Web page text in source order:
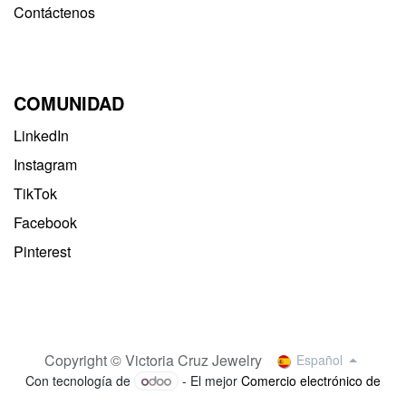
Contáctenos
COMUNIDAD
LinkedIn
Instagram
TikTok
Facebook
Pinterest
Copyright © Victoria Cruz Jewelry
Español
Con tecnología de
- El mejor Comercio electrónico de